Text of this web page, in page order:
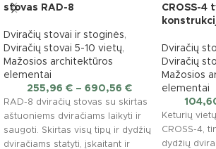
stovas RAD-8
Dviračių stovai ir stoginės,
Dviračių stovai 5-10 vietų,
Mažosios architektūros
elementai
255,96 € – 690,56 €
RAD-8 dviračių stovas su skirtas
aštuoniems dviračiams laikyti ir
saugoti. Skirtas visų tipų ir dydžių
dviračiams statyti, įskaitant ir
CROSS-4
Dviračių
Dviračių
Mažosios
elementai
Keturių
CROSS-4,
dydžių